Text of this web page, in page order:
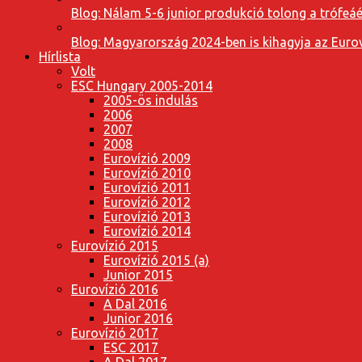
Blog: Nálam 5-6 junior produkció tolong a
Blog: Magyarország 2024-ben is kihagyja az
Hírlista
Volt
ESC Hungary 2005-2014
2005-ös indulás
2006
2007
2008
Eurovízió 2009
Eurovízió 2010
Eurovízió 2011
Eurovízió 2012
Eurovízió 2013
Eurovízió 2014
Eurovízió 2015
Eurovízió 2015 (a)
Junior 2015
Eurovízió 2016
A Dal 2016
Junior 2016
Eurovízió 2017
ESC 2017